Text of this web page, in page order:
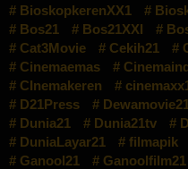
BioskopkerenXX1
Bos21
Bos21XXI
Cat3Movie
Cekih21
Cinemaemas
CInemakeren
D21Press
Dunia21
Dunia21tv
DuniaLayar21
filmapik
Ganool21
Ganoolfilm21